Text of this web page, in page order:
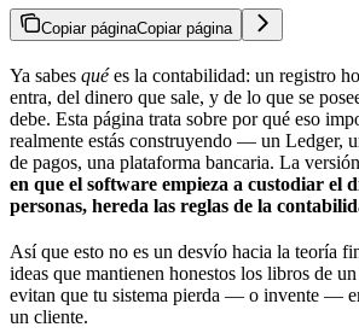
Copiar páginaCopiar página
Ya sabes quées la contabilidad: un registro
entra, del dinero que sale, y de lo que se
debe. Esta página trata sobre por qué eso
realmente estás construyendo — un Ledger,
de pagos, una plataforma bancaria. La
en que el software empieza a custodiar el
personas, hereda las reglas de la
Así que esto no es un desvío hacia la teoría
ideas que mantienen honestos los libros de
evitan que tu sistema pierda — o invente —
un cliente.